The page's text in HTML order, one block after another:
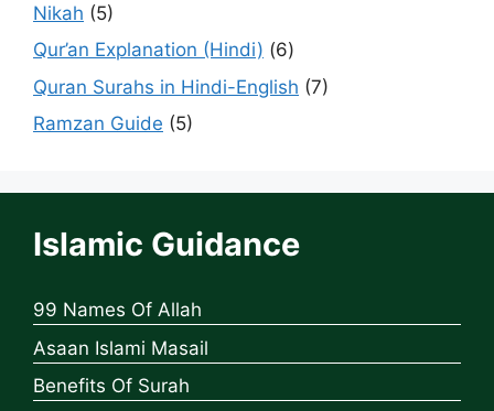
Nikah (5)
Qur’an Explanation (Hindi) (6)
Quran Surahs in Hindi-English (7)
Ramzan Guide (5)
Islamic Guidance
99 Names Of Allah
Asaan Islami Masail
Benefits Of Surah